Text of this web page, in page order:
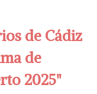
de Cádiz
de
2025"